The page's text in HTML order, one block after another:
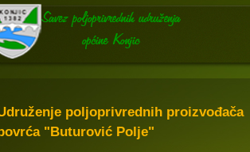
poljoprivrednih proizvođača
"Buturović Polje"